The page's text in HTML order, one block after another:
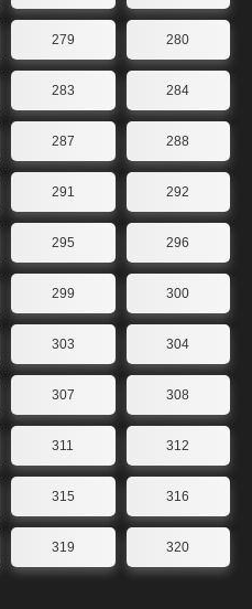
279 280
283 284
287 288
291 292
295 296
299 300
303 304
307 308
311 312
315 316
319 320